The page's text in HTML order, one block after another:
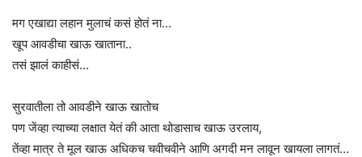
मग एखाद्या लहान मुलाचं कसं होतं ना…
खूप आवडीचा खाऊ खाताना..
तसं झालं काहीसं…
सुरवातीला तो आवडीने खाऊ खातोच
पण जेंव्हा त्याच्या लक्षात येतं की आता थोडासाच खाऊ उरलाय,
तेंव्हा मात्र ते मूल खाऊ अधिकच चवीचवीने आणि अगदी मन लावून खायला लागतं…